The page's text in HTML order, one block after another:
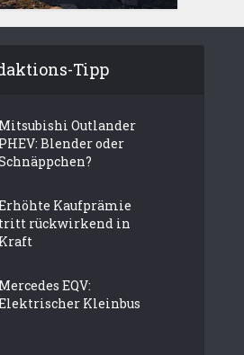
Tipp
Mitsubishi Outlander
PHEV: Blender oder
Kaufprämie
tritt rückwirkend in
Kraft
Mercedes EQV:
Kleinbus